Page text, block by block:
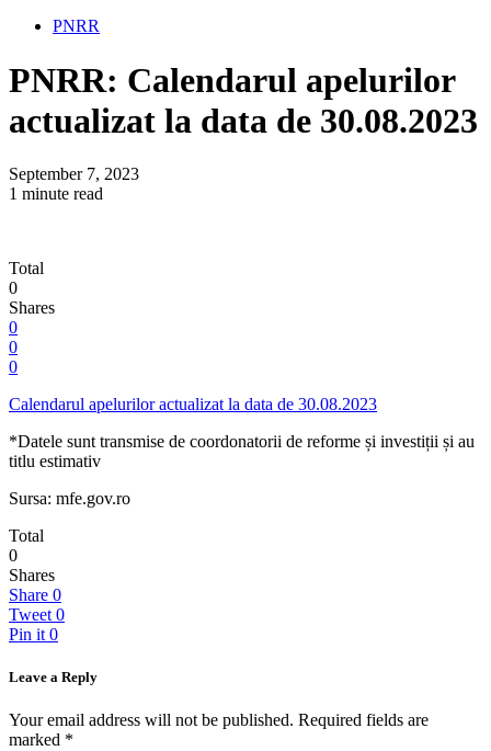
PNRR
PNRR: Calendarul apelurilor
actualizat la data de 30.08.2023
September 7, 2023
1 minute read
Total
0
Shares
0
0
0
Calendarul apelurilor actualizat la data de 30.08.2023
*Datele sunt transmise de coordonatorii de reforme și investiții și au
titlu estimativ
Sursa: mfe.gov.ro
Total
0
Shares
Share 0
Tweet 0
Pin it 0
Leave a Reply
Your email address will not be published. Required fields are
marked *